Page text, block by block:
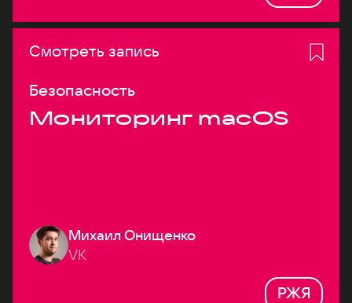
Смотреть запись
Безопасность
Мониторинг macOS
Михаил Онищенко
VK
РЖЯ